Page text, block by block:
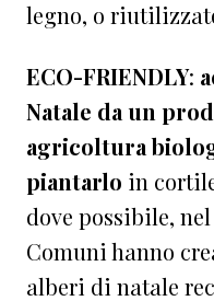
legno, o
ECO-FRIENDLY:
Natale da un
agricoltura
piantarlo in
dove possibile,
Comuni hanno
alberi di natale